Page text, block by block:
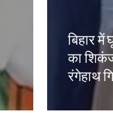
बिहार
का
रंगेहाथ
Amit